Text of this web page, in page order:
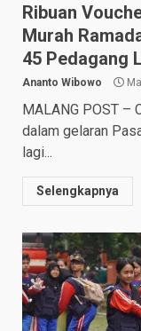
Ribuan
Murah
45 Pedagang
Ananto Wibowo
MALANG POST –
dalam gelaran
lagi...
Selengkapnya